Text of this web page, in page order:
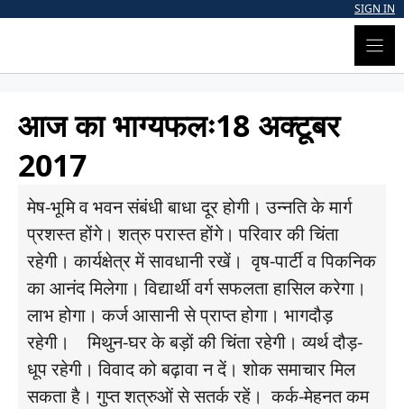
SIGN IN
आज का भाग्यफलः18 अक्टूबर
2017
मेष-भूमि व भवन संबंधी बाधा दूर होगी। उन्नति के मार्ग
प्रशस्त होंगे। शत्रु परास्त होंगे। परिवार की चिंता
रहेगी। कार्यक्षेत्र में सावधानी रखें। वृष-पार्टी व पिकनिक
का आनंद मिलेगा। विद्यार्थी वर्ग सफलता हासिल करेगा।
लाभ होगा। कर्ज आसानी से प्राप्त होगा। भागदौड़
रहेगी। मिथुन-घर के बड़ों की चिंता रहेगी। व्यर्थ दौड़-
धूप रहेगी। विवाद को बढ़ावा न दें। शोक समाचार मिल
सकता है। गुप्त शत्रुओं से सतर्क रहें। कर्क-मेहनत कम